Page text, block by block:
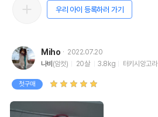
우리 아이 등록하러 가기
Miho
2022.07.20
나비 (암컷) 20살 3.8kg 터키시앙고라
첫구매